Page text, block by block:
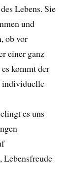
Lebens. Sie
und
ob vor
einer ganz
kommt der
individuelle
es uns